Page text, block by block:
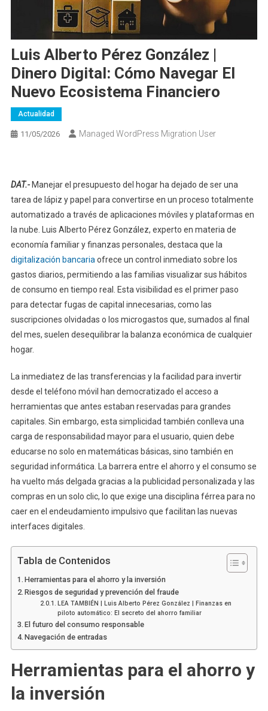
Luis Alberto Pérez González |
Dinero Digital: Cómo Navegar El
Nuevo Ecosistema Financiero
Actualidad
11/05/2026 Managed WordPress Migration User
DAT.-Manejar el presupuesto del hogar ha dejado de ser una
tarea de lápiz y papel para convertirse en un proceso totalmente
automatizado a través de aplicaciones móviles y plataformas en
la nube. Luis Alberto Pérez González, experto en materia de
economía familiar y finanzas personales, destaca que la
digitalización bancariaofrece un control inmediato sobre los
gastos diarios, permitiendo a las familias visualizar sus hábitos
de consumo en tiempo real. Esta visibilidad es el primer paso
para detectar fugas de capital innecesarias, como las
suscripciones olvidadas o los microgastos que, sumados al final
del mes, suelen desequilibrar la balanza económica de cualquier
hogar.
La inmediatez de las transferencias y la facilidad para invertir
desde el teléfono móvil han democratizado el acceso a
herramientas que antes estaban reservadas para grandes
capitales. Sin embargo, esta simplicidad también conlleva una
carga de responsabilidad mayor para el usuario, quien debe
educarse no solo en matemáticas básicas, sino también en
seguridad informática. La barrera entre el ahorro y el consumo se
ha vuelto más delgada gracias a la publicidad personalizada y las
compras en un solo clic, lo que exige una disciplina férrea para no
caer en el endeudamiento impulsivo que facilitan las nuevas
interfaces digitales.
Tabla de Contenidos
Herramientas para el ahorro y la inversión
Riesgos de seguridad y prevención del fraude
LEA TAMBIÉN | Luis Alberto Pérez González | Finanzas en
piloto automático: El secreto del ahorro familiar
El futuro del consumo responsable
Navegación de entradas
Herramientas para el ahorro y
la inversión